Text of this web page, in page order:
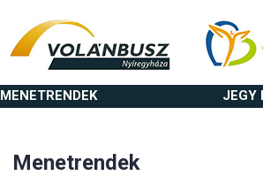
MENETRENDEK JEGY
Menetrendek